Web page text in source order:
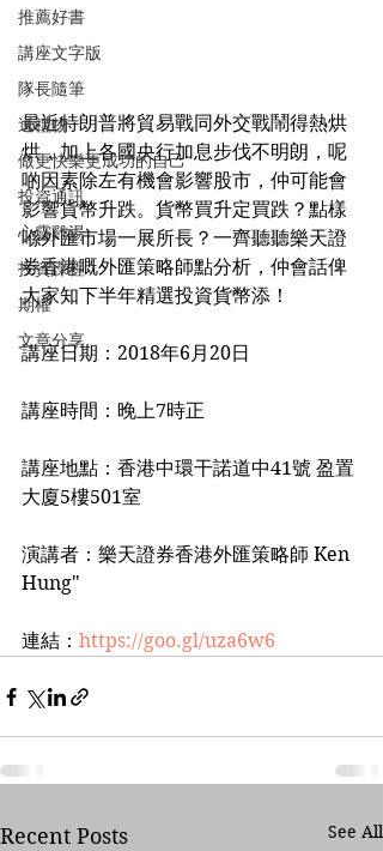
推薦好書
講座文字版
隊長隨筆
送禮物
做更快樂更成功的自己
投資通訊
心靈雞湯
投資課程
期權
文章分享
最近特朗普將貿易戰同外交戰鬧得熱烘
烘，加上各國央行加息步伐不明朗，呢
啲因素除左有機會影響股市，仲可能會
影響貨幣升跌。貨幣買升定買跌？點樣
喺外匯市場一展所長？一齊聽聽樂天證
券香港嘅外匯策略師點分析，仲會話俾
大家知下半年精選投資貨幣添！
講座日期：2018年6月20日
講座時間：晚上7時正
講座地點：香港中環干諾道中41號 盈置
大廈5樓501室
演講者：樂天證券香港外匯策略師 Ken
Hung"
連結： https://goo.gl/uza6w6
Recent Posts See All